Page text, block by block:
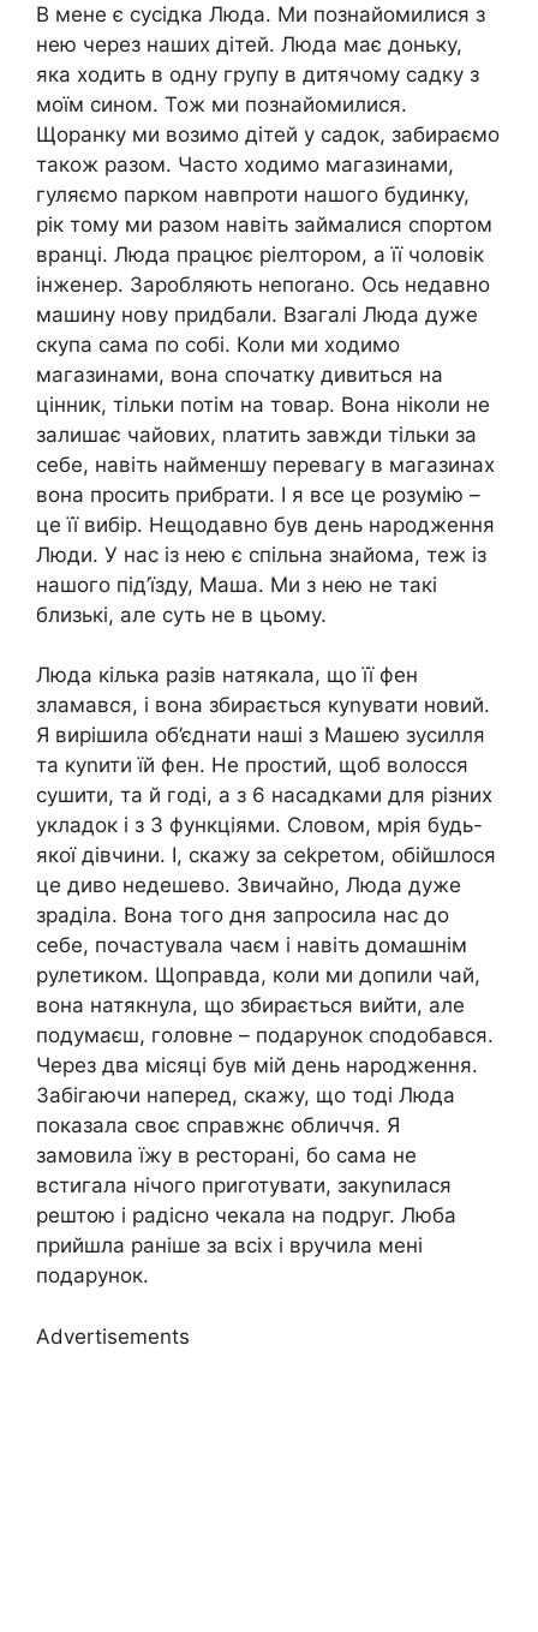
В мене є сусідка Люда. Ми познайомилися з
нею через наших дітей. Люда має доньку,
яка ходить в одну групу в дитячому садку з
моїм сином. Тож ми познайомилися.
Щоранку ми возимо дітей у садок, забираємо
також разом. Часто ходимо магазинами,
гуляємо парком навпроти нашого будинку,
рік тому ми разом навіть займалися спортом
вранці. Люда працює ріелтором, а її чоловік
інженер. Заробляють непоrано. Ось недавно
машину нову придбали. Взагалі Люда дуже
скупа сама по собі. Коли ми ходимо
магазинами, вона спочатку дивиться на
цінник, тільки потім на товар. Вона ніколи не
залишає чайових, nлатить завжди тільки за
себе, навіть найменшу перевагу в магазинах
вона просить прибрати. І я все це розумію –
це її вибір. Нещодавно був день народження
Люди. У нас із нею є спільна знайома, теж із
нашого під’їзду, Маша. Ми з нею не такі
близькі, але суть не в цьому.
Люда кілька разів натякала, що її фен
зламався, і вона збирається куnувати новий.
Я вирішила об’єднати наші з Машею зусилля
та куnити їй фен. Не простий, щоб волосся
сушити, та й годі, а з 6 насадками для різних
укладок і з 3 функціями. Словом, мрія будь-
якої дівчини. І, скажу за сеkретом, обійшлося
це диво недешево. Звичайно, Люда дуже
зраділа. Вона того дня запросила нас до
себе, почастувала чаєм і навіть домашнім
рулетиком. Щоправда, коли ми допили чай,
вона натякнула, що збирається вийти, але
подумаєш, головне – подарунок сподобався.
Через два місяці був мій день народження.
Забігаючи наперед, скажу, що тоді Люда
показала своє справжнє обличчя. Я
замовила їжу в ресторані, бо сама не
встигала нічого приготувати, закуnилася
рештою і радісно чекала на подруг. Люба
прийшла раніше за всіх і вручила мені
подарунок.
Advertisements